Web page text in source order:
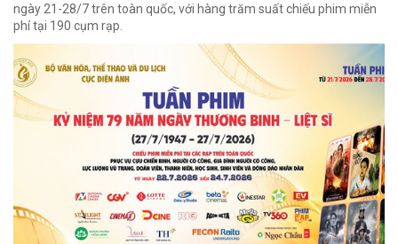
ngày 21-28/7 trên toàn quốc, với hàng trăm suất chiếu phim miễn
phí tại 190 cụm rạp.